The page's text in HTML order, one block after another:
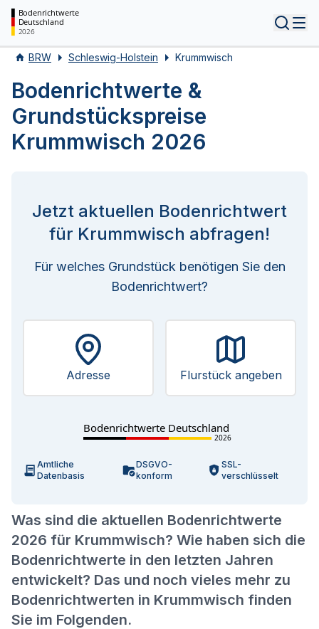
Bodenrichtwerte
Deutschland
2026
BRW Schleswig-Holstein Krummwisch
Bodenrichtwerte &
Grundstückspreise
Krummwisch 2026
Was sind die aktuellen Bodenrichtwerte
2026 für Krummwisch? Wie haben sich die
Bodenrichtwerte in den letzten Jahren
entwickelt? Das und noch vieles mehr zu
Bodenrichtwerten in Krummwisch finden
Sie im Folgenden.
Jetzt aktuellen Bodenrichtwert
für Krummwisch abfragen!
Für welches Grundstück benötigen Sie den
Bodenrichtwert?
Adresse Flurstück angeben
Bodenrichtwerte Deutschland
2026
Amtliche
Datenbasis
DSGVO-
konform
SSL-
verschlüsselt